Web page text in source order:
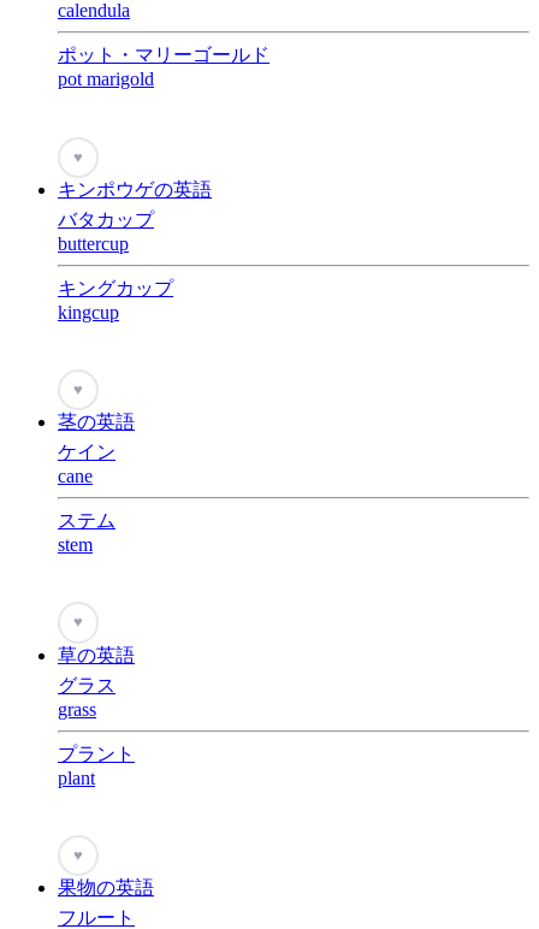
calendula
ポット・マリーゴールド
pot marigold
♥
キンポウゲの英語
バタカップ
buttercup
キングカップ
kingcup
♥
茎の英語
ケイン
cane
ステム
stem
♥
草の英語
グラス
grass
プラント
plant
♥
果物の英語
フルート